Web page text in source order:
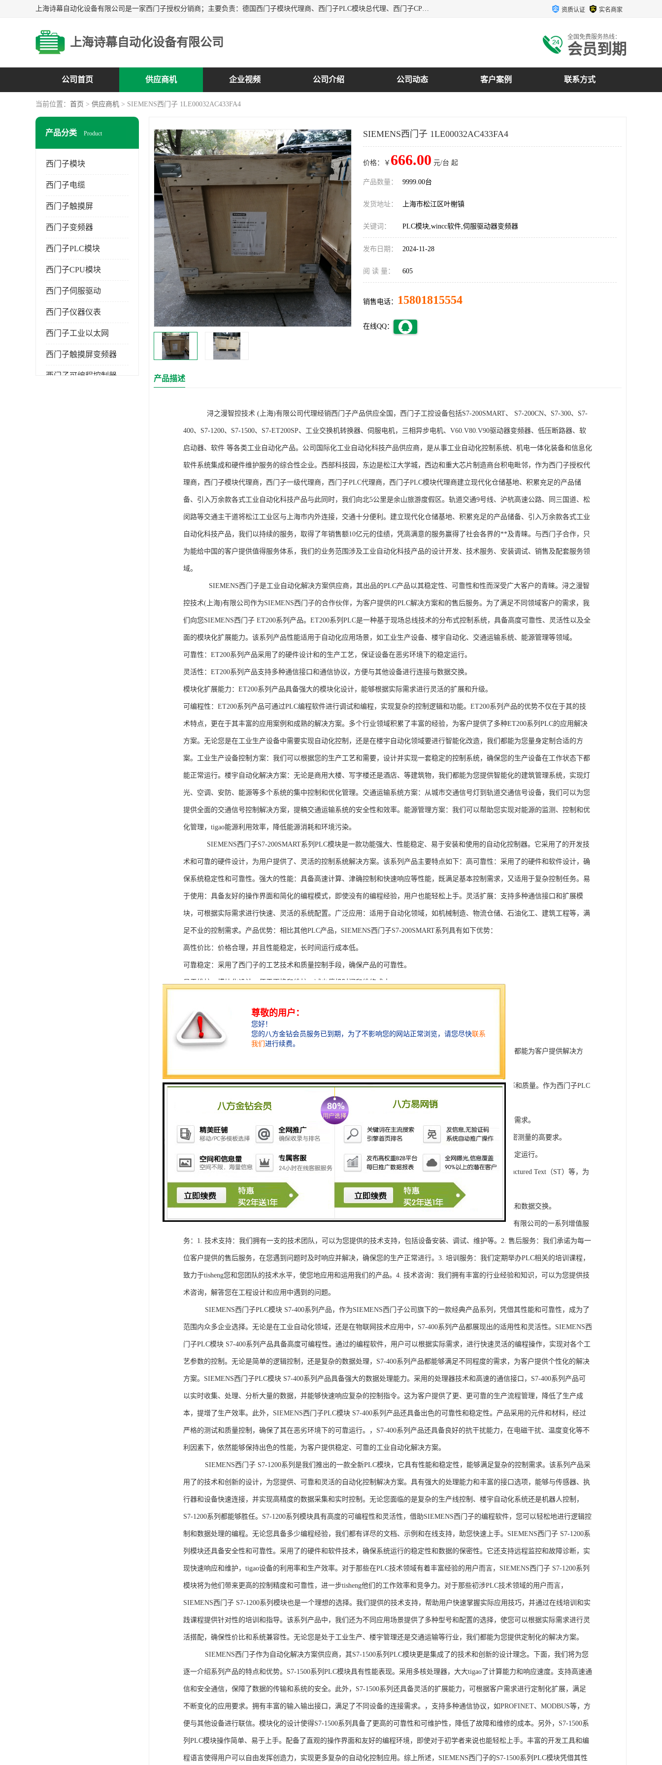
上海诗幕自动化设备有限公司是一家西门子授权分销商；主要负责：德国西门子模块代理商、西门子PLC模块总代理、西门子CPU模块代理商、西门子电缆代理、西门子触摸屏变频器总代理等专销售西门子各系列产品；实体公司，诚信经营，价格优势，品质保证，库存量大，供应！ 资质认证 实名商家
上海诗幕自动化设备有限公司 全国免费服务热线：
会员到期
公司首页 供应商机 企业视频 公司介绍 公司动态 客户案例 联系方式
当前位置： 首页 > 供应商机 > SIEMENS西门子 1LE00032AC433FA4
产品分类 Product
西门子模块
西门子电缆
西门子触摸屏
西门子变频器
西门子PLC模块
西门子CPU模块
西门子伺服驱动
西门子仪器仪表
西门子工业以太网
西门子触摸屏变频器
西门子可编程控制器
SIEMENS西门子 1LE00032AC433FA4
价格：￥ 666.00 元/台 起
产品数量： 9999.00台
发货地址： 上海市松江区叶榭镇
关键词： PLC模块,wincc软件,伺服驱动器变频器
发布日期： 2024-11-28
阅 读 量： 605
销售电话： 15801815554
在线QQ：
产品描述
浔之漫智控技术 (上海)有限公司代理经销西门子产品供应全国，西门子工控设备包括S7-200SMART、 S7-200CN、S7-300、S7-
400、S7-1200、S7-1500、S7-ET200SP、工业交换机转换器、伺服电机，三相异步电机、V60.V80.V90驱动器变频器、低压断路器、软
启动器、软件 等各类工业自动化产品。公司国际化工业自动化科技产品供应商，是从事工业自动化控制系统、机电一体化装备和信息化
软件系统集成和硬件维护服务的综合性企业。西部科技园，东边是松江大学城，西边和重大芯片制造商台积电毗邻，作为西门子授权代
理商，西门子模块代理商，西门子一级代理商，西门子PLC代理商，西门子PLC模块代理商建立现代化仓储基地、积累充足的产品储
备、引入万余款各式工业自动化科技产品与此同时，我们向北5公里是余山旅游度假区。轨道交通9号线、沪杭高速公路、同三国道、松
闵路等交通主干道将松江工业区与上海市内外连接，交通十分便利。建立现代化仓储基地、积累充足的产品储备、引入万余款各式工业
自动化科技产品，我们以持续的服务，取得了年销售额10亿元的佳绩，凭高满意的服务赢得了社会各界的**及青睐。与西门子合作，只
为能给中国的客户提供值得服务体系，我们的业务范围涉及工业自动化科技产品的设计开发、技术服务、安装调试、销售及配套服务领
域。
SIEMENS西门子是工业自动化解决方案供应商，其出品的PLC产品以其稳定性、可靠性和性而深受广大客户的青睐。浔之漫智
控技术(上海)有限公司作为SIEMENS西门子的合作伙伴，为客户提供的PLC解决方案和的售后服务。为了满足不同领域客户的需求，我
们向您SIEMENS西门子 ET200系列产品。ET200系列PLC是一种基于现场总线技术的分布式控制系统，具备高度可靠性、灵活性以及全
面的模块化扩展能力。该系列产品性能适用于自动化应用场景，如工业生产设备、楼宇自动化、交通运输系统、能源管理等领域。
可靠性：ET200系列产品采用了的硬件设计和的生产工艺，保证设备在恶劣环境下的稳定运行。
灵活性：ET200系列产品支持多种通信接口和通信协议，方便与其他设备进行连接与数据交换。
模块化扩展能力：ET200系列产品具备强大的模块化设计，能够根据实际需求进行灵活的扩展和升级。
可编程性：ET200系列产品可通过PLC编程软件进行调试和编程，实现复杂的控制逻辑和功能。ET200系列产品的优势不仅在于其的技
术特点，更在于其丰富的应用案例和成熟的解决方案。多个行业领域积累了丰富的经验，为客户提供了多种ET200系列PLC的应用解决
方案。无论您是在工业生产设备中需要实现自动化控制，还是在楼宇自动化领域要进行智能化改造，我们都能为您量身定制合适的方
案。工业生产设备控制方案：我们可以根据您的生产工艺和需要，设计并实现一套稳定的控制系统，确保您的生产设备在工作状态下都
能正常运行。楼宇自动化解决方案：无论是商用大楼、写字楼还是酒店、等建筑物，我们都能为您提供智能化的建筑管理系统，实现灯
光、空调、安防、能源等多个系统的集中控制和优化管理。交通运输系统方案：从城市交通信号灯到轨道交通信号设备，我们可以为您
提供全面的交通信号控制解决方案，提稿交通运输系统的安全性和效率。能源管理方案：我们可以帮助您实现对能源的监测、控制和优
化管理，tigao能源利用效率，降低能源消耗和环境污染。
SIEMENS西门子S7-200SMART系列PLC模块是一款功能强大、性能稳定、易于安装和使用的自动化控制器。它采用了的开发技
术和可靠的硬件设计，为用户提供了、灵活的控制系统解决方案。该系列产品主要特点如下：高可靠性：采用了的硬件和软件设计，确
保系统稳定性和可靠性。强大的性能：具备高速计算、津确控制和快速响应等性能，既满足基本控制需求，又适用于复杂控制任务。易
于使用：具备友好的操作界面和简化的编程模式，即使没有的编程经验，用户也能轻松上手。灵活扩展：支持多种通信接口和扩展模
块，可根据实际需求进行快速、灵活的系统配置。广泛应用：适用于自动化领域，如机械制造、物流仓储、石油化工、建筑工程等，满
足不业的控制需求。产品优势：相比其他PLC产品，SIEMENS西门子S7-200SMART系列具有如下优势：
高性价比：价格合理，并且性能稳定，长时间运行成本低。
可靠稳定：采用了西门子的工艺技术和质量控制手段，确保产品的可靠性。
易于维护：模块化设计，便于更换和维护，减少停机时间和维修成本。
灵活配置：多种通信接口和编程模式可选，满足不同用户的个性化要求。
快速部署：配备了完善的软件工具和技术支持，可快速部署系统，缩短项目周期。
在智能科技、自动化科技和机电领域内有着到的见解。无论是提供技术咨询，还是进行技术开发和转让，我们都能为客户提供解决方
SIEMENS西门子PLC模块S7-300系列产品是一系列高可靠性、高性能的工控设备，旨在tisheng生产效率和质量。作为西门子PLC
系列中的重要组成部分，S7-300系列产品具有以下突出特点：
1. 灵活性和可扩展性：S7-300系列产品设计特，可根据客户需求灵活配置输入输出模块，满足不同规模工程的需求。
2. 高速、高精度的模拟量输入输出：S7-300系列产品支持多达8个模拟量输入输出通道，可满足对于控制和精密测量的高要求。
3. 高可靠性和稳定性：S7-300系列产品采用的硬件和软件技术，具有高度可靠性和稳定性，保证系统的长期稳定运行。
4. 灵活可编程：S7-300系列产品采用TIA Portal开发环境，支持多种编程语言，如Ladder Diagram（LD）、Structured Text（ST）等，为
工程师提供了更多编程选择。
5. 可靠的通讯接口：S7-300系列产品配备丰富的通讯接口，可与其他工控设备无缝集成，实现设备之间的通讯和数据交换。
购买SIEMENS西门子PLC模块S7-300系列产品，不仅获得了可靠的工控设备，还将获得浔之漫智控技术(上海)有限公司的一系列增值服
务：1. 技术支持：我们拥有一支的技术团队，可以为您提供的技术支持，包括设备安装、调试、维护等。2. 售后服务：我们承诺为每一
位客户提供的售后服务，在您遇到问题时及时响应并解决，确保您的生产正常进行。3. 培训服务：我们定期举办PLC相关的培训课程，
致力于tisheng您和您团队的技术水平，使您地应用和运用我们的产品。4. 技术咨询：我们拥有丰富的行业经验和知识，可以为您提供技
术咨询，解答您在工程设计和应用中遇到的问题。
SIEMENS西门子PLC模块 S7-400系列产品，作为SIEMENS西门子公司旗下的一款经典产品系列，凭借其性能和可靠性，成为了
范围内众多企业选择。无论是在工业自动化领域，还是在物联网技术应用中，S7-400系列产品都展现出的适用性和灵活性。SIEMENS西
门子PLC模块 S7-400系列产品具备高度可编程性。通过的编程软件，用户可以根据实际需求，进行快速灵活的编程操作，实现对各个工
艺参数的控制。无论是简单的逻辑控制，还是复杂的数据处理，S7-400系列产品都能够满足不同程度的需求，为客户提供个性化的解决
方案。SIEMENS西门子PLC模块 S7-400系列产品具备强大的数据处理能力。采用的处理器技术和高速的通信接口，S7-400系列产品可
以实时收集、处理、分析大量的数据，并能够快速响应复杂的控制指令。这为客户提供了更、更可靠的生产流程管理，降低了生产成
本，提增了生产效率。此外，SIEMENS西门子PLC模块 S7-400系列产品还具备出色的可靠性和稳定性。产品采用的元件和材料，经过
严格的测试和质量控制，确保了其在恶劣环境下的可靠运行。，S7-400系列产品还具备良好的抗干扰能力，在电磁干扰、温度变化等不
利因素下，依然能够保持出色的性能，为客户提供稳定、可靠的工业自动化解决方案。
SIEMENS西门子 S7-1200系列是我们推出的一款全新PLC模块，它具有性能和稳定性，能够满足复杂的控制需求。该系列产品采
用了的技术和创新的设计，为您提供、可靠和灵活的自动化控制解决方案。具有强大的处理能力和丰富的接口选项，能够与传感器、执
行器和设备快速连接，并实现高精度的数据采集和实时控制。无论您面临的是复杂的生产线控制、楼宇自动化系统还是机器人控制，
S7-1200系列都能够胜任。S7-1200系列模块具有高度的可编程性和灵活性，借助SIEMENS西门子的编程软件，您可以轻松地进行逻辑控
制和数据处理的编程。无论您具备多少编程经验，我们都有详尽的文档、示例和在线支持，助您快速上手。SIEMENS西门子 S7-1200系
列模块还具备安全性和可靠性。采用了的硬件和软件技术，确保系统运行的稳定性和数据的保密性。它还支持远程监控和故障诊断，实
现快速响应和维护，tigao设备的利用率和生产效率。对于那些在PLC技术领域有着丰富经验的用户而言，SIEMENS西门子 S7-1200系列
模块将为他们带来更高的控制精度和可靠性，进一步tisheng他们的工作效率和竞争力。对于那些初涉PLC技术领域的用户而言，
SIEMENS西门子 S7-1200系列模块也是一个理想的选择。我们提供的技术支持，帮助用户快速掌握实际应用技巧，并通过在线培训和实
践课程提供针对性的培训和指导。该系列产品中，我们还为不同应用场景提供了多种型号和配置的选择，使您可以根据实际需求进行灵
活搭配，确保性价比和系统兼容性。无论您是处于工业生产、楼宇管理还是交通运输等行业，我们都能为您提供定制化的解决方案。
SIEMENS西门子作为自动化解决方案供应商，其S7-1500系列PLC模块更是集成了的技术和创新的设计理念。下面，我们将为您
逐一介绍系列产品的特点和优势。S7-1500系列PLC模块具有性能表现。采用多核处理器，大大tigao了计算能力和响应速度。支持高速通
信和安全通信，保障了数据的传输和系统的安全。此外，S7-1500系列还具备灵活的扩展能力，可根据客户需求进行定制化扩展，满足
不断变化的应用要求。拥有丰富的输入输出接口，满足了不同设备的连接需求。，支持多种通信协议，如PROFINET、MODBUS等，方
便与其他设备进行联信。模块化的设计使得S7-1500系列具备了更高的可靠性和可维护性，降低了故障和维修的成本。另外，S7-1500系
列PLC模块操作简单、易于上手。配备了直观的操作界面和友好的编程环境，即使对于初学者来说也能轻松上手。丰富的开发工具和编
程语言使得用户可以自由发挥创造力，实现更多复杂的自动化控制应用。综上所述，SIEMENS西门子的S7-1500系列PLC模块凭借其性